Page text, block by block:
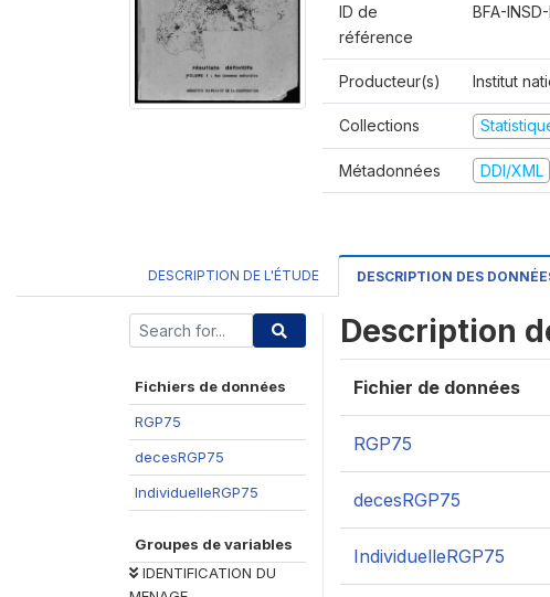
ID de
référence
BFA-
Producteur(s) Institut
Collections
Métadonnées DDI/XML
DESCRIPTION DE L'ÉTUDE DESCRIPTION DES
Fichiers de données
RGP75
decesRGP75
IndividuelleRGP75
Groupes de variables
IDENTIFICATION DU
Description
Fichier de données
RGP75
decesRGP75
IndividuelleRGP75